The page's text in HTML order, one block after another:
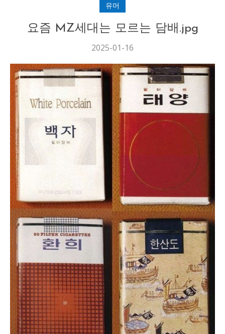
유머
요즘 MZ세대는 모르는 담배.jpg
2025-01-16